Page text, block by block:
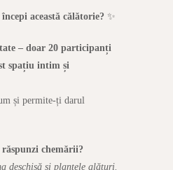
această călătorie? ✨
– doar 20 participanți
spațiu intim și
și permite-ți darul
chemării?
deschisă și plantele alături.